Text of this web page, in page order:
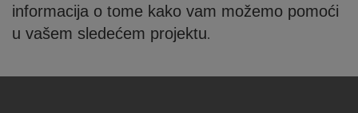
informacija o tome kako vam možemo pomoći
u vašem sledećem projektu.